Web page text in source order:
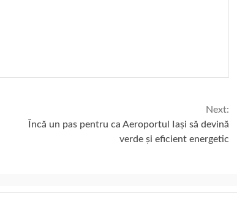
Next:
Încă un pas pentru ca Aeroportul Iași să devină
verde și eficient energetic